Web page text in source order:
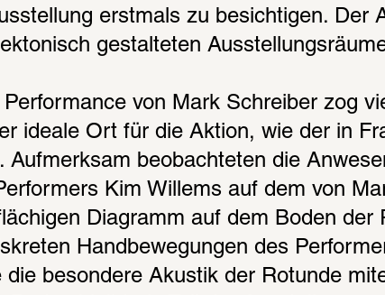
erstmals zu besichtigen. Der
gestalteten
von Mark Schreiber zog
ideale Ort für die Aktion, wie der in
Aufmerksam beobachteten die
Kim Willems auf dem von
Diagramm auf dem Boden der
Handbewegungen des
die besondere Akustik der Rotunde